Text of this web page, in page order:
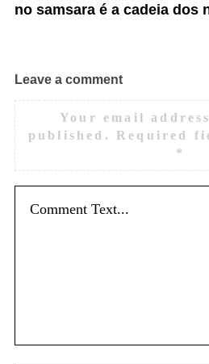
no samsara é a cadeia dos
Leave a comment
Your email
published.
Required
*